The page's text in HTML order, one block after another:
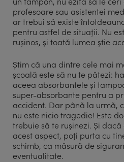
profesoare sau asistentei
ar trebui să existe
pentru astfel de situații. Nu
rușinos, și toată lumea știe
Știm că una dintre cele mai
școală este să nu te pătezi:
aceea absorbantele și
super-absorbante pentru a
accident. Dar până la urmă,
nu este nicio tragedie! Este
trebuie să te rușinezi. Și
acest aspect, poți purta cu
schimb, ca măsură de
eventualitate.